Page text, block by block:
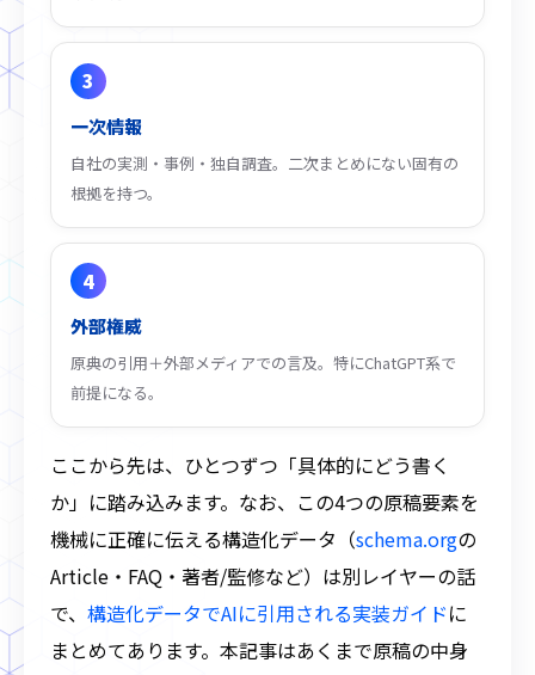
3
一次情報
自社の実測・事例・独自調査。二次まとめにない固有の
根拠を持つ。
4
外部権威
原典の引用＋外部メディアでの言及。特にChatGPT系で
前提になる。
ここから先は、ひとつずつ「具体的にどう書く
か」に踏み込みます。なお、この4つの原稿要素を
機械に正確に伝える構造化データ（schema.orgの
Article・FAQ・著者/監修など）は別レイヤーの話
で、 構造化データでAIに引用される実装ガイドに
まとめてあります。本記事はあくまで原稿の中身